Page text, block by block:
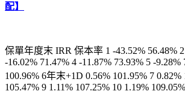
配】
保單年度末 IRR 保本率 1 -43.52% 56.48%
-16.02% 71.47% 4 -11.87% 73.93% 5 -9.28%
100.96% 6年末+1D 0.56% 101.95% 7 0.82%
105.47% 9 1.11% 107.25% 10 1.19%